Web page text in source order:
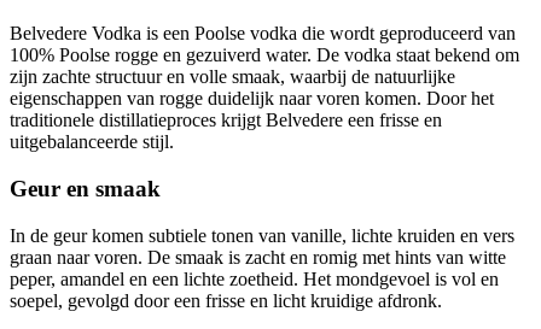
Belvedere Vodka is een Poolse vodka die wordt geproduceerd van
100% Poolse rogge en gezuiverd water. De vodka staat bekend om
zijn zachte structuur en volle smaak, waarbij de natuurlijke
eigenschappen van rogge duidelijk naar voren komen. Door het
traditionele distillatieproces krijgt Belvedere een frisse en
uitgebalanceerde stijl.
Geur en smaak
In de geur komen subtiele tonen van vanille, lichte kruiden en vers
graan naar voren. De smaak is zacht en romig met hints van witte
peper, amandel en een lichte zoetheid. Het mondgevoel is vol en
soepel, gevolgd door een frisse en licht kruidige afdronk.